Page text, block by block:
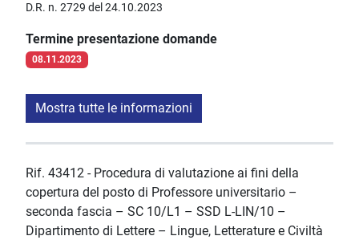
D.R. n. 2729 del 24.10.2023
Termine presentazione domande
08.11.2023
Mostra tutte le informazioni
Rif. 43412 - Procedura di valutazione ai fini della
copertura del posto di Professore universitario –
seconda fascia – SC 10/L1 – SSD L-LIN/10 –
Dipartimento di Lettere – Lingue, Letterature e Civiltà